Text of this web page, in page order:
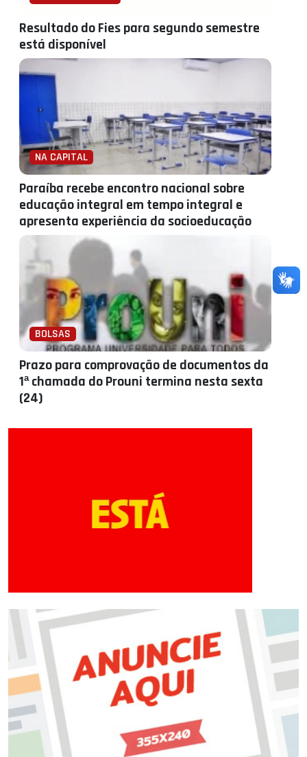
Resultado do Fies para segundo semestre
está disponível
NA CAPITAL
Paraíba recebe encontro nacional sobre
educação integral em tempo integral e
apresenta experiência da socioeducação
BOLSAS
Prazo para comprovação de documentos da
1ª chamada do Prouni termina nesta sexta
(24)